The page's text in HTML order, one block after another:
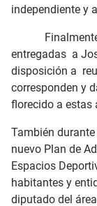
independiente y
Finalmente
entregadas a
disposición a
corresponden y
florecido a estas
También
nuevo Plan de
Espacios
habitantes y
diputado del